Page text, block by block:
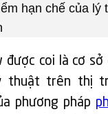
hạn chế của lý
coi là cơ sở
thuật trên thị
phương pháp